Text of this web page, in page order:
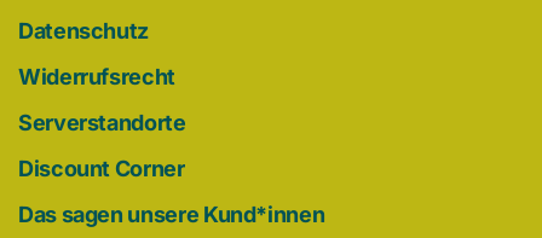
Datenschutz
Widerrufsrecht
Serverstandorte
Discount Corner
Das sagen unsere Kund*innen